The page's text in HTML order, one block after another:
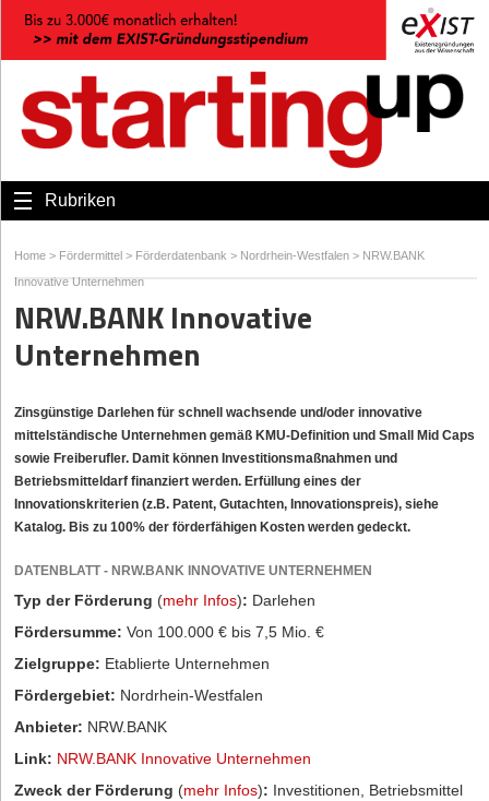
Rubriken
Home > Fördermittel > Förderdatenbank > Nordrhein-Westfalen > NRW.BANK
Innovative Unternehmen
NRW.BANK Innovative
Unternehmen
Zinsgünstige Darlehen für schnell wachsende und/oder innovative
mittelständische Unternehmen gemäß KMU-Definition und Small Mid Caps
sowie Freiberufler. Damit können Investitionsmaßnahmen und
Betriebsmitteldarf finanziert werden. Erfüllung eines der
Innovationskriterien (z.B. Patent, Gutachten, Innovationspreis), siehe
Katalog. Bis zu 100% der förderfähigen Kosten werden gedeckt.
DATENBLATT - NRW.BANK INNOVATIVE UNTERNEHMEN
Typ der Förderung (mehr Infos): Darlehen
Fördersumme: Von 100.000 € bis 7,5 Mio. €
Zielgruppe: Etablierte Unternehmen
Fördergebiet: Nordrhein-Westfalen
Anbieter: NRW.BANK
Link: NRW.BANK Innovative Unternehmen
Zweck der Förderung (mehr Infos): Investitionen, Betriebsmittel